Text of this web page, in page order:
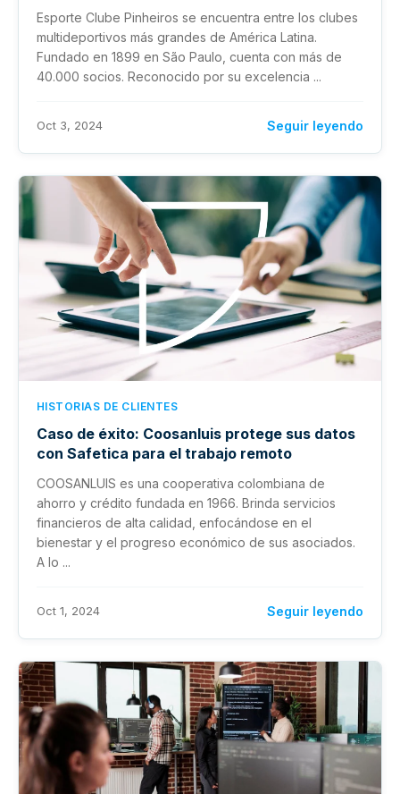
Esporte Clube Pinheiros se encuentra entre los clubes
multideportivos más grandes de América Latina.
Fundado en 1899 en São Paulo, cuenta con más de
40.000 socios. Reconocido por su excelencia ...
Oct 3, 2024 Seguir leyendo
HISTORIAS DE CLIENTES
Caso de éxito: Coosanluis protege sus datos
con Safetica para el trabajo remoto
COOSANLUIS es una cooperativa colombiana de
ahorro y crédito fundada en 1966. Brinda servicios
financieros de alta calidad, enfocándose en el
bienestar y el progreso económico de sus asociados.
A lo ...
Oct 1, 2024 Seguir leyendo